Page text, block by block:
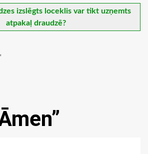
izslēgts loceklis var tikt uzņemts
atpakaļ draudzē?